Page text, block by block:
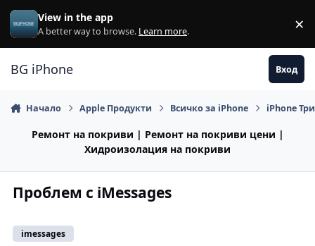
Премини към съдържанието
View in the app
A better way to browse. Learn more. ×
BG iPhone Вход
Начало Apple Продукти Всичко за iPhone iPhone
Ремонт на покриви | Ремонт на покриви цени |
Хидроизолация на покриви
Проблем с iMessages
imessages